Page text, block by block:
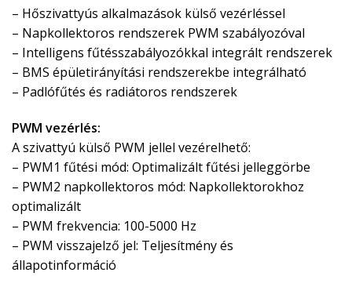
– Hőszivattyús alkalmazások külső vezérléssel
– Napkollektoros rendszerek PWM szabályozóval
– Intelligens fűtésszabályozókkal integrált rendszerek
– BMS épületirányítási rendszerekbe integrálható
– Padlófűtés és radiátoros rendszerek
PWM vezérlés:
A szivattyú külső PWM jellel vezérelhető:
– PWM1 fűtési mód: Optimalizált fűtési jelleggörbe
– PWM2 napkollektoros mód: Napkollektorokhoz
optimalizált
– PWM frekvencia: 100-5000 Hz
– PWM visszajelző jel: Teljesítmény és
állapotinformáció